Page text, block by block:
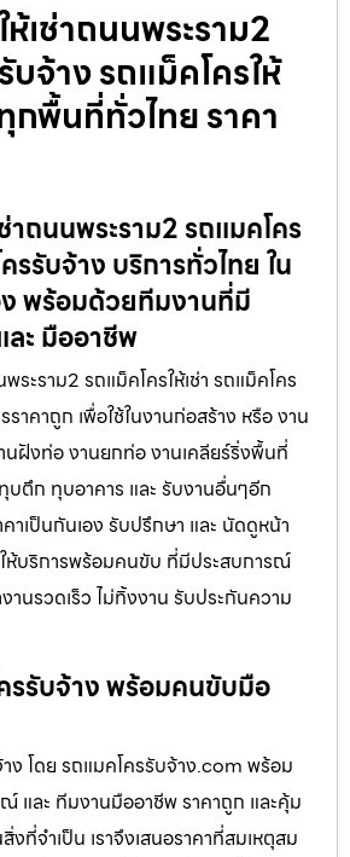
เช่าถนนพระราม2
บจ้าง รถแม็คโครให้
กพื้นที่ทั่วไทย ราคา
าถนนพระราม2 รถแมคโคร
รรับจ้าง บริการทั่วไทย ใน
ง พร้อมด้วยทีมงานที่มี
ะ มืออาชีพ
ระราม2 รถแม็คโครให้เช่า รถแม็คโคร
ราคาถูก เพื่อใช้ในงานก่อสร้าง หรือ งาน
ฝังท่อ งานยกท่อ งานเคลียร์ริ่งพื้นที่
ตึก ทุบอาคาร และ รับงานอื่นๆอีก
าเป็นกันเอง รับปรึกษา และ นัดดูหน้า
ห้บริการพร้อมคนขับ ที่มีประสบการณ์
านรวดเร็ว ไม่ทิ้งงาน รับประกันความ
รรับจ้าง พร้อมคนขับมือ
าง โดย รถแมคโครรับจ้าง.com พร้อม
และ ทีมงานมืออาชีพ ราคาถูก และคุ้ม
ที่จำเป็น เราจึงเสนอราคาที่สมเหตุสม